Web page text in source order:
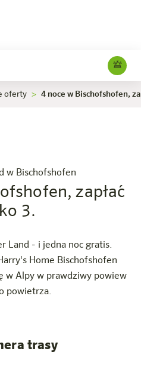
oferty 4 noce w Bischofshofen,
w Bischofshofen
zapłać
3.
Land - i jedna noc gratis.
Home Bischofshofen
w Alpy w prawdziwy powiew
powietrza.
trasy